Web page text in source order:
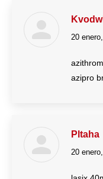
dice:
20
azipro
Pltaha
dice:
20